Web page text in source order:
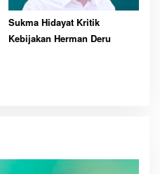
Sukma Hidayat Kritik
Kebijakan Herman Deru